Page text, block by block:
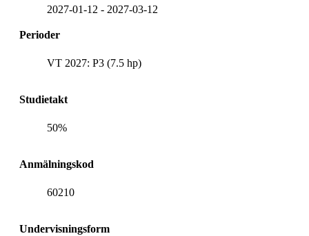
2027-01-12 - 2027-03-12
Perioder
VT 2027: P3 (7.5 hp)
Studietakt
50%
Anmälningskod
60210
Undervisningsform